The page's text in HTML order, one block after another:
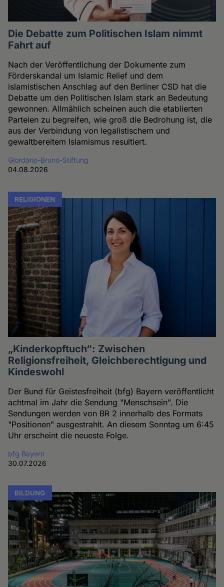
Die Debatte zum Politischen Islam nimmt
Fahrt auf
Nach der Veröffentlichung der Dokumente zum
Förderskandal um Islamic Relief und dem
islamistischen Anschlag auf den Berliner CSD hat die
Debatte um den Politischen Islam stark an Bedeutung
gewonnen. Allmählich scheinen auch die etablierten
Parteien zu begreifen, wie groß die Bedrohung ist, die
aus der Verbindung von legalistischem und
gewaltbereitem Islamismus resultiert.
Giordano-Bruno-Stiftung
04.08.2026
RELIGIONEN
„Kinderkopftuch“: Zwischen
Religionsfreiheit, Gleichberechtigung und
Kindeswohl
Der Bund für Geistesfreiheit (bfg) Bayern veröffentlicht
achtmal im Jahr die Sendung "Menschsein". Die
Sendungen werden von BR 2 innerhalb des Formats
"Positionen" ausgestrahlt. An diesem Sonntag um 6:45
Uhr erscheint die neueste Folge.
bfg Bayern
30.07.2026
BILDUNG